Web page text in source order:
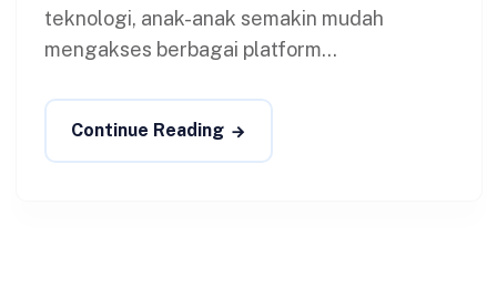
teknologi, anak-anak semakin mudah
mengakses berbagai platform...
Continue Reading